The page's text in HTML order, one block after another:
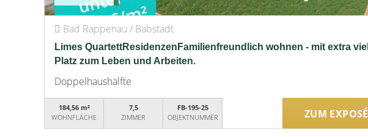
Bad Rappenau / Babstadt
Limes QuartettResidenzenFamilienfreundlich wohnen - mit extra viel
Platz zum Leben und Arbeiten.
Doppelhaushälfte
184,56 m²
WOHNFLÄCHE
7,5
ZIMMER
FB-195-25
OBJEKTNUMMER
ZUM EXPOSÉ